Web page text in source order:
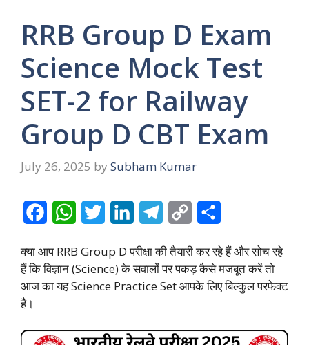
RRB Group D Exam
Science Mock Test
SET-2 for Railway
Group D CBT Exam
July 26, 2025 by Subham Kumar
c
e
o
W
a
t
A
i
t
e
n
k
d
l
e
r
p
y
i
a
r
क्या आप RRB Group D परीक्षा की तैयारी कर रहे हैं और सोच रहे
हैं कि विज्ञान (Science) के सवालों पर पकड़ कैसे मजबूत करें तो
आज का यह Science Practice Set आपके लिए बिल्कुल परफेक्ट
है।